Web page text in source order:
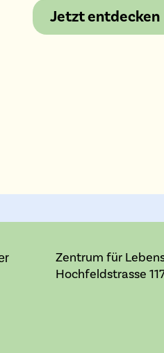
Jetzt entdecken
Zentrum für
Hochfeldstrasse